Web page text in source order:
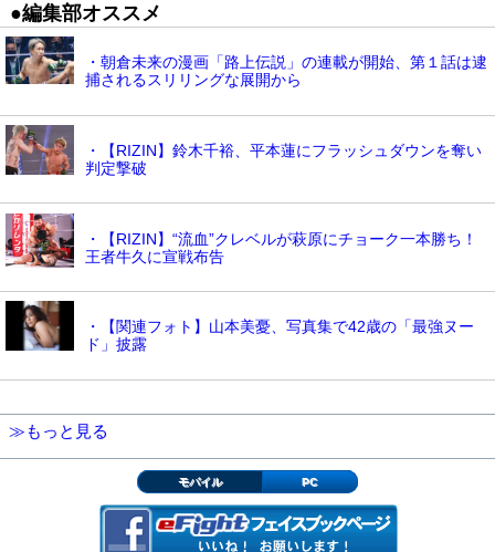
●編集部オススメ
・朝倉未来の漫画「路上伝説」の連載が開始、第１話は逮
捕されるスリリングな展開から
・【RIZIN】鈴木千裕、平本蓮にフラッシュダウンを奪い
判定撃破
・【RIZIN】“流血”クレベルが萩原にチョーク一本勝ち！
王者牛久に宣戦布告
・【関連フォト】山本美憂、写真集で42歳の「最強ヌー
ド」披露
≫もっと見る
モバイル PC